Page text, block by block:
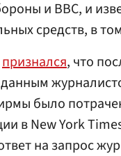
и ВВС, и
средств, в
признался, что
было
в New York
на запрос